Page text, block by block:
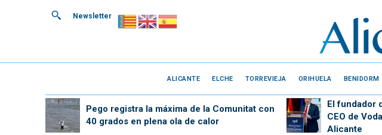
Newsletter
ALICANTE ELCHE TORREVIEJA ORIHUELA BENIDORM
Pego registra la máxima de la Comunitat con
40 grados en plena ola de calor
El fundador
CEO de
Alicante